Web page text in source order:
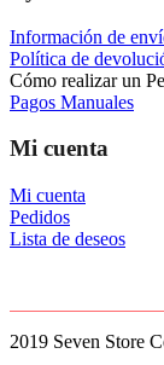
Información de
Política de
Cómo realizar un
Pagos Manuales
Mi cuenta
Mi cuenta
Pedidos
Lista de deseos
2019 Seven Store